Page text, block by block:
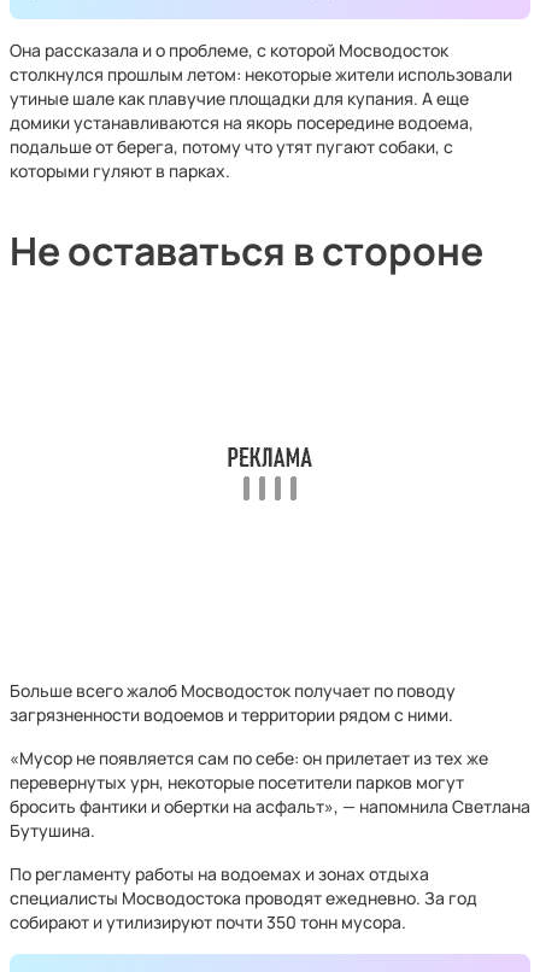
Она рассказала и о проблеме, с которой Мосводосток
столкнулся прошлым летом: некоторые жители использовали
утиные шале как плавучие площадки для купания. А еще
домики устанавливаются на якорь посередине водоема,
подальше от берега, потому что утят пугают собаки, с
которыми гуляют в парках.
Не оставаться в стороне
Больше всего жалоб Мосводосток получает по поводу
загрязненности водоемов и территории рядом с ними.
«Мусор не появляется сам по себе: он прилетает из тех же
перевернутых урн, некоторые посетители парков могут
бросить фантики и обертки на асфальт», — напомнила Светлана
Бутушина.
По регламенту работы на водоемах и зонах отдыха
специалисты Мосводостока проводят ежедневно. За год
собирают и утилизируют почти 350 тонн мусора.